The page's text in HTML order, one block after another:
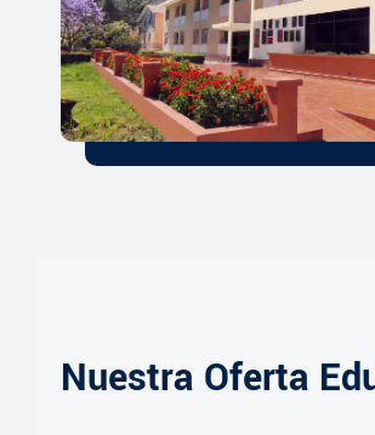
Nuestra Oferta